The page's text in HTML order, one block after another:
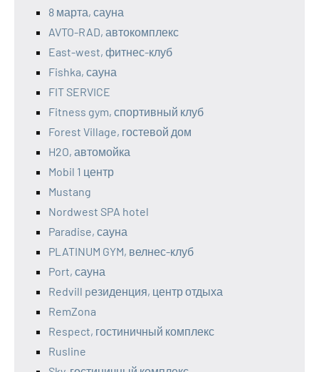
8 марта, сауна
AVTO-RAD, автокомплекс
East-west, фитнес-клуб
Fishka, сауна
FIT SERVICE
Fitness gym, спортивный клуб
Forest Village, гостевой дом
H2O, автомойка
Mobil 1 центр
Mustang
Nordwest SPA hotel
Paradise, сауна
PLATINUM GYM, велнес-клуб
Port, сауна
Redvill pезиденция, центр отдыха
RemZona
Respect, гостиничный комплекс
Rusline